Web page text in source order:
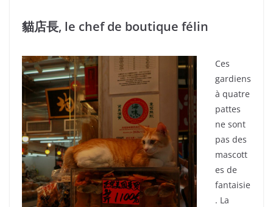
貓店長, le chef de boutique félin
Ces
gardiens
à quatre
pattes
ne sont
pas des
mascott
es de
fantaisie
. La